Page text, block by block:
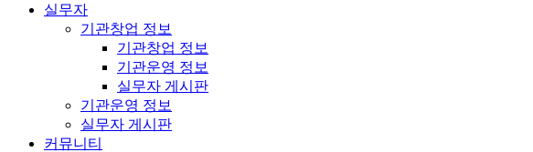
실무자
기관창업 정보
기관창업 정보
기관운영 정보
실무자 게시판
기관운영 정보
실무자 게시판
커뮤니티